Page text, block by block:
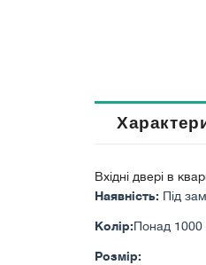
Вхідні двері в
Наявність: Під
Колір:Понад 1000
Розмір: